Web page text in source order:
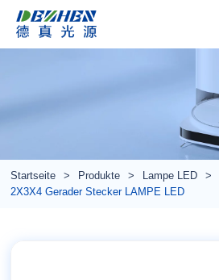
Startseite Produkte
Lampe LED
2X3X4 Gerader Stecker LAMPE LED